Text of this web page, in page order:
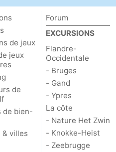
de jeux
jeux
de
de bien-
& villes
Forum
EXCURSIONS
Flandre-
Occidentale
- Bruges
- Gand
- Ypres
La côte
- Nature Het Zwin
- Knokke-Heist
- Zeebrugge